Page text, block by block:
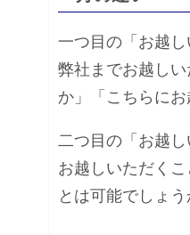
一つ目の「お越
弊社までお越し
か」「こちらに
二つ目の「お越
お越しいただく
とは可能でしょう